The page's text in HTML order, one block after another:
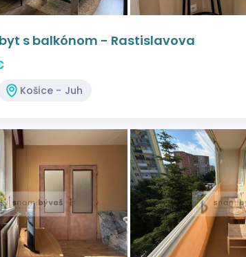
s balkónom - Rastislavova
Košice - Juh